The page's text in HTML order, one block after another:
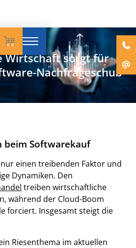
Wirtschaft sorgt für
Nachfrageschub
beim Softwarekauf
einen treibenden Faktor und
Dynamiken. Den
treiben wirtschaftliche
während der Cloud-Boom
forciert. Insgesamt steigt die
Riesenthema im aktuellen